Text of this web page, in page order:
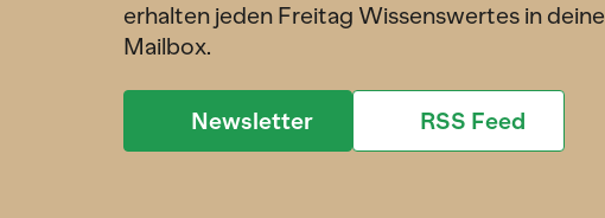
erhalten jeden Freitag Wissenswertes in deine
Mailbox.
Newsletter RSS Feed